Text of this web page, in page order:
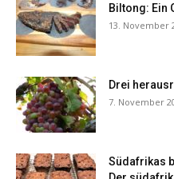
Biltong: Ein
13. November
Drei
7. November
Südafrikas